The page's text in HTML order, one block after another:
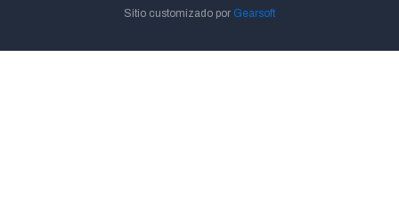
Sitio customizado por Gearsoft